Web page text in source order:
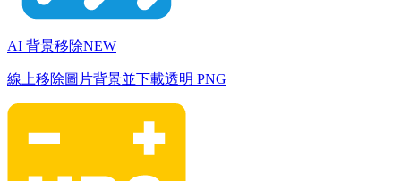
AI 背景移除NEW
線上移除圖片背景並下載透明 PNG